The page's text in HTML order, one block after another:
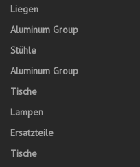
Liegen
Aluminum Group
Stühle
Aluminum Group
Tische
Lampen
Ersatzteile
Tische